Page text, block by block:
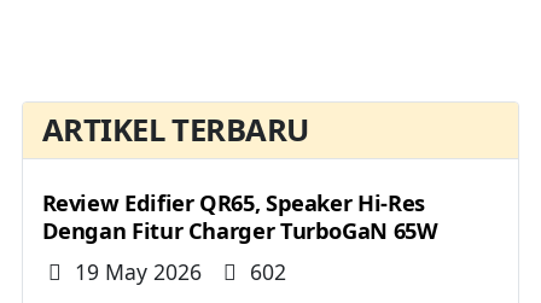
ARTIKEL TERBARU
Review Edifier QR65, Speaker Hi-Res
Dengan Fitur Charger TurboGaN 65W
Details
19 May 2026 602